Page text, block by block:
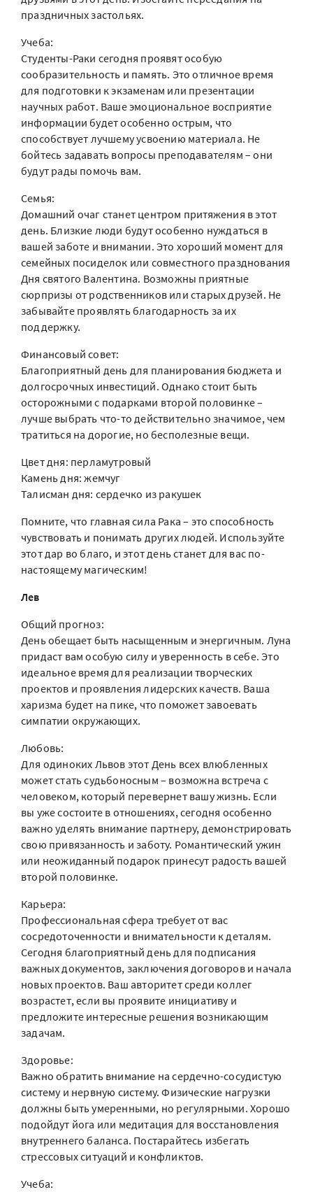
праздничных застольях.
Учеба:
Студенты-Раки сегодня проявят особую
сообразительность и память. Это отличное время
для подготовки к экзаменам или презентации
научных работ. Ваше эмоциональное восприятие
информации будет особенно острым, что
способствует лучшему усвоению материала. Не
бойтесь задавать вопросы преподавателям – они
будут рады помочь вам.
Семья:
Домашний очаг станет центром притяжения в этот
день. Близкие люди будут особенно нуждаться в
вашей заботе и внимании. Это хороший момент для
семейных посиделок или совместного празднования
Дня святого Валентина. Возможны приятные
сюрпризы от родственников или старых друзей. Не
забывайте проявлять благодарность за их
поддержку.
Финансовый совет:
Благоприятный день для планирования бюджета и
долгосрочных инвестиций. Однако стоит быть
осторожными с подарками второй половинке –
лучше выбрать что-то действительно значимое, чем
тратиться на дорогие, но бесполезные вещи.
Цвет дня: перламутровый
Камень дня: жемчуг
Талисман дня: сердечко из ракушек
Помните, что главная сила Рака – это способность
чувствовать и понимать других людей. Используйте
этот дар во благо, и этот день станет для вас по-
настоящему магическим!
Лев
Общий прогноз:
День обещает быть насыщенным и энергичным. Луна
придаст вам особую силу и уверенность в себе. Это
идеальное время для реализации творческих
проектов и проявления лидерских качеств. Ваша
харизма будет на пике, что поможет завоевать
симпатии окружающих.
Любовь:
Для одиноких Львов этот День всех влюбленных
может стать судьбоносным – возможна встреча с
человеком, который перевернет вашу жизнь. Если
вы уже состоите в отношениях, сегодня особенно
важно уделять внимание партнеру, демонстрировать
свою привязанность и заботу. Романтический ужин
или неожиданный подарок принесут радость вашей
второй половинке.
Карьера:
Профессиональная сфера требует от вас
сосредоточенности и внимательности к деталям.
Сегодня благоприятный день для подписания
важных документов, заключения договоров и начала
новых проектов. Ваш авторитет среди коллег
возрастет, если вы проявите инициативу и
предложите интересные решения возникающим
задачам.
Здоровье:
Важно обратить внимание на сердечно-сосудистую
систему и нервную систему. Физические нагрузки
должны быть умеренными, но регулярными. Хорошо
подойдут йога или медитация для восстановления
внутреннего баланса. Постарайтесь избегать
стрессовых ситуаций и конфликтов.
Учеба: